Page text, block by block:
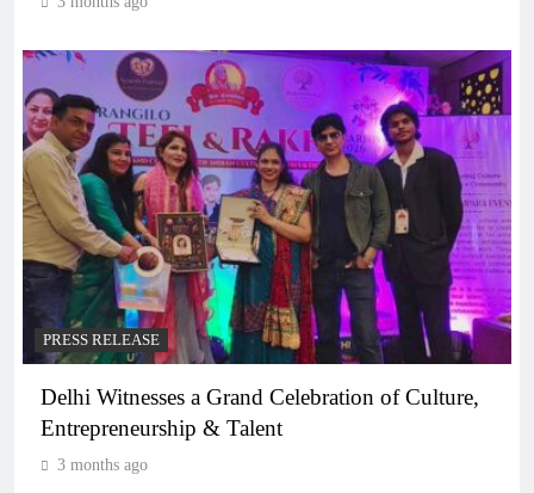
PRESS RELEASE
Delhi Witnesses a Grand Celebration of Culture,
Entrepreneurship & Talent
3 months ago